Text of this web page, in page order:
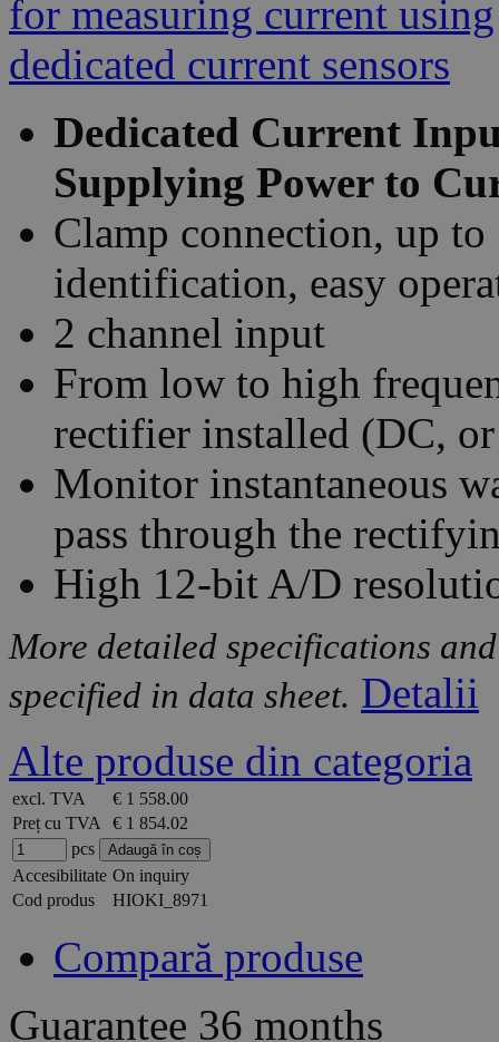
Dedicated Current
Supplying Power to
Clamp connection, up
identification, easy
2 channel input
From low to high
rectifier installed (DC,
Monitor instantaneous
pass through the
High 12-bit A/D
More detailed specifications
specified in data sheet. Detalii
Alte produse din categoria
excl. TVA
€ 1 558.00
Preț cu TVA € 1 854.02
pcs
Accesibilitate On inquiry
Cod produs
HIOKI_8971
Compară produse
Guarantee 36 months